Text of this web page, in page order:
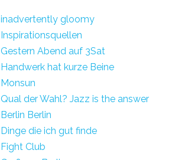
inadvertently gloomy
Inspirationsquellen
Gestern Abend auf 3Sat
Handwerk hat kurze Beine
Monsun
Qual der Wahl? Jazz is the answer
Berlin Berlin
Dinge die ich gut finde
Fight Club